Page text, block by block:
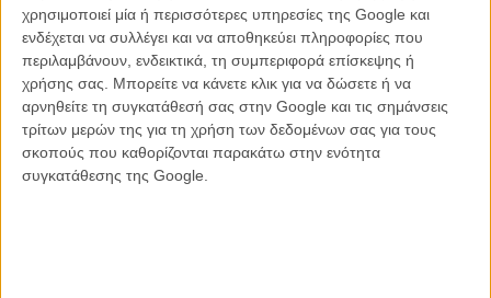
χρησιμοποιεί μία ή περισσότερες υπηρεσίες της Google και
ενδέχεται να συλλέγει και να αποθηκεύει πληροφορίες που
περιλαμβάνουν, ενδεικτικά, τη συμπεριφορά επίσκεψης ή
χρήσης σας. Μπορείτε να κάνετε κλικ για να δώσετε ή να
αρνηθείτε τη συγκατάθεσή σας στην Google και τις σημάνσεις
τρίτων μερών της για τη χρήση των δεδομένων σας για τους
σκοπούς που καθορίζονται παρακάτω στην ενότητα
συγκατάθεσης της Google.
Και, όπως δείχνουν τα πράγματα, η σειρά θα ακολουθήσει το
πρώτο μισό του video game «The Last of Us: Part II» το οποίο
αναμένεται πως θα σοκάρει αρκετούς που δεν γνωρίζουν τίποτα
από την πλοκή του. Σύμφωνα με την επίσημη σύνοψη μετά από
πέντε χρόνια ηρεμίας και γαλήνης μετά τα γεγονότα της πρώτης
σεζόν, το παρελθόν των Τζόελ και της Ελι τους πλησιάζει,
φέρνοντάς τους σε σύγκρουση μεταξύ τους και σε έναν κόσμο
ακόμα πιο επικίνδυνο και απρόβλεπτο από αυτόν που άφησαν
πίσω τους.